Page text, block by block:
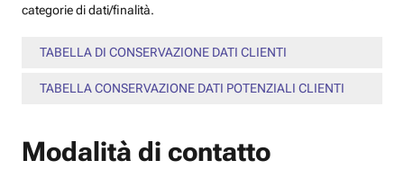
categorie di dati/finalità.
TABELLA DI CONSERVAZIONE DATI CLIENTI
TABELLA CONSERVAZIONE DATI POTENZIALI CLIENTI
Modalità di contatto